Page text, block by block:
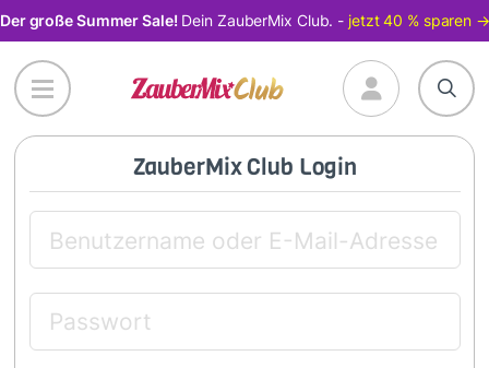
Direkt
zum
Inhalt
Der große Summer Sale! Dein ZauberMix Club. - jetzt 40 % sparen →
ZauberMix Club Login